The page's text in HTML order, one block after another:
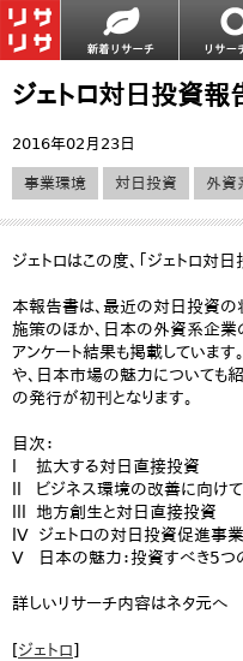
ジェトロ対日投資
2016年02月23日
事業環境 対日投資 外資
ジェトロはこの度、「ジェトロ対
本報告書は、最近の対日投資の
施策のほか、日本の外資系企
アンケート結果も掲載しています
や、日本市場の魅力についても
の発行が初刊となります。
目次：
l 拡大する対日直接投資
ll ビジネス環境の改善に向けて
lll 地方創生と対日直接投資
lV ジェトロの対日投資促進事業
V 日本の魅力：投資すべき5つ
詳しいリサーチ内容はネタ元へ
[ジェトロ]